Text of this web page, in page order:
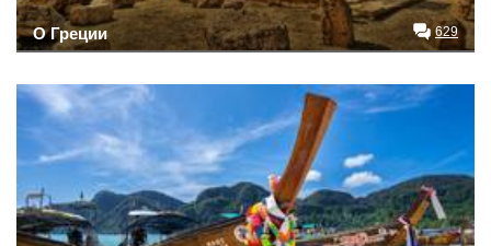
О Греции 629